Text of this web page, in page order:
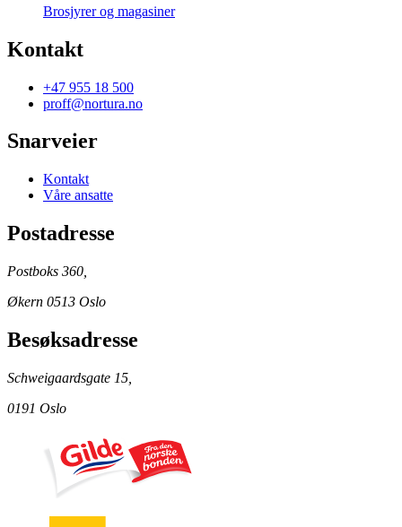
Brosjyrer og magasiner
Kontakt
+47 955 18 500
proff@nortura.no
Snarveier
Kontakt
Våre ansatte
Postadresse
Postboks 360,
Økern 0513 Oslo
Besøksadresse
Schweigaardsgate 15,
0191 Oslo